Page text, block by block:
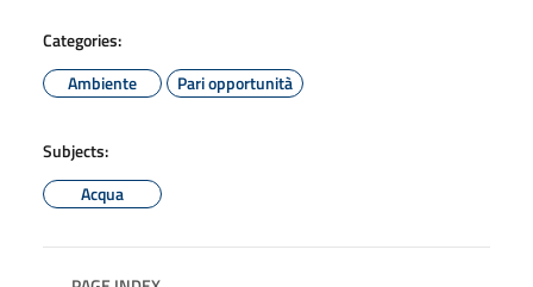
Categories:
Ambiente
Pari opportunità
Subjects:
Acqua